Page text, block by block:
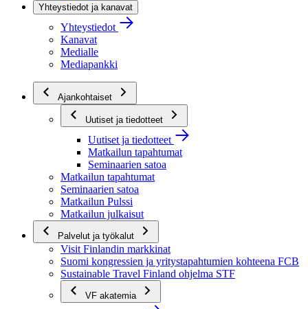
Yhteystiedot ja kanavat
Yhteystiedot
Kanavat
Medialle
Mediapankki
Ajankohtaiset
Uutiset ja tiedotteet
Uutiset ja tiedotteet
Matkailun tapahtumat
Seminaarien satoa
Matkailun tapahtumat
Seminaarien satoa
Matkailun Pulssi
Matkailun julkaisut
Palvelut ja työkalut
Visit Finlandin markkinat
Suomi kongressien ja yritystapahtumien kohteena FCB
Sustainable Travel Finland ohjelma STF
VF akatemia